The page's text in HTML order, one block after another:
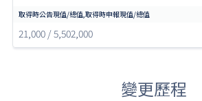
21,000 / 5,502,000
變更歷程